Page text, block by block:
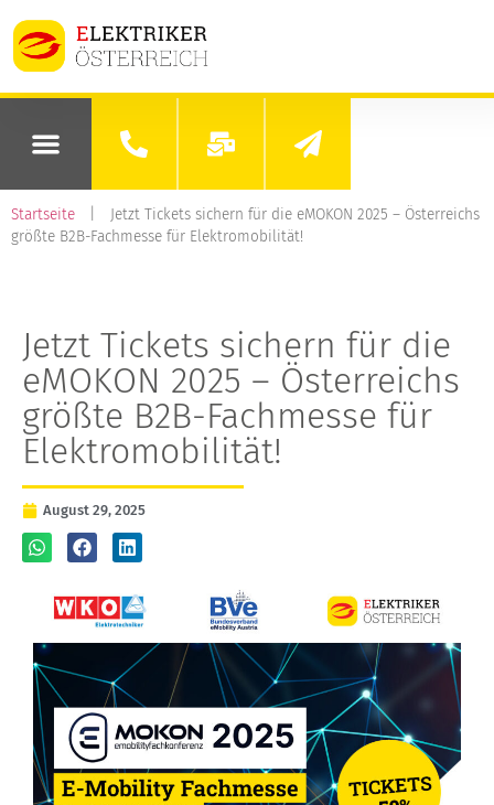
Startseite
Jetzt Tickets sichern für die eMOKON 2025 – Österreichs
größte B2B-Fachmesse für Elektromobilität!
Jetzt Tickets sichern für die
eMOKON 2025 – Österreichs
größte B2B-Fachmesse für
Elektromobilität!
August 29, 2025